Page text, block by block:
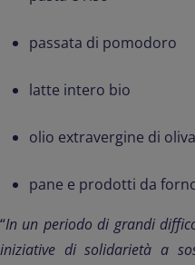
passata di pomodoro
latte intero bio
olio extravergine di oliva
pane e prodotti da
“In un periodo di grandi
iniziative di solidarietà a